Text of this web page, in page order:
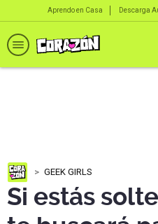
Aprendo en Casa Descarga
GEEK GIRLS
Si estás